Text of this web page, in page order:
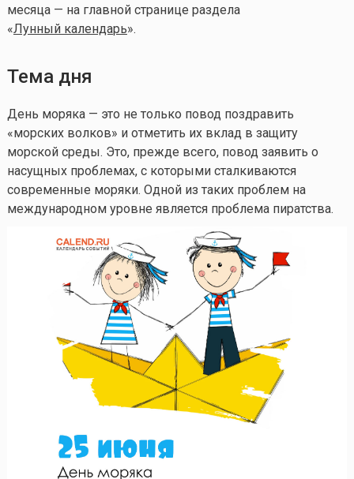
месяца — на главной странице раздела
«Лунный календарь».
Тема дня
День моряка — это не только повод поздравить
«морских волков» и отметить их вклад в защиту
морской среды. Это, прежде всего, повод заявить о
насущных проблемах, с которыми сталкиваются
современные моряки. Одной из таких проблем на
международном уровне является проблема пиратства.